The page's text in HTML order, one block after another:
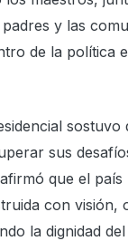
y las
de la política
sostuvo
sus
que el país
con visión,
la dignidad